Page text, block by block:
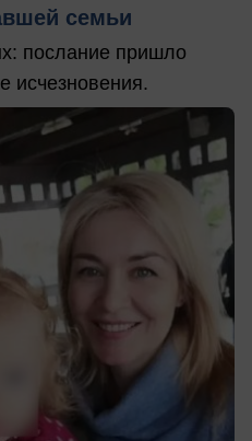
семьи
послание пришло
исчезновения.